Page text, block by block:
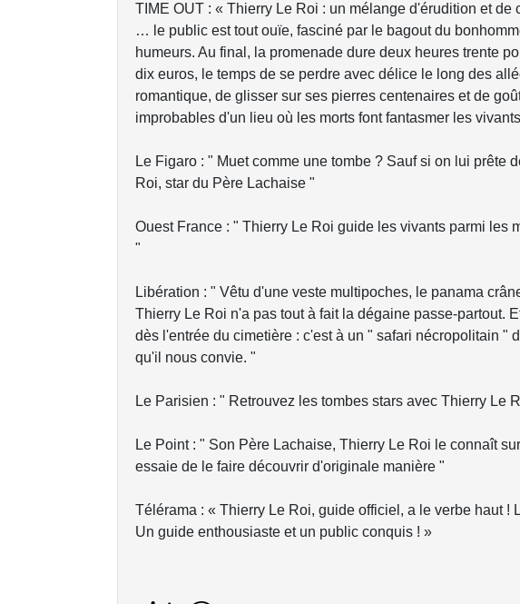
TIME OUT : « Thierry Le Roi : un mélange d'érudition et de
… le public est tout ouïe, fasciné par le bagout du
humeurs. Au final, la promenade dure deux heures trente
dix euros, le temps de se perdre avec délice le long des
romantique, de glisser sur ses pierres centenaires et de
improbables d'un lieu où les morts font fantasmer les
Le Figaro : " Muet comme une tombe ? Sauf si on lui prête
Roi, star du Père Lachaise "
Ouest France : " Thierry Le Roi guide les vivants parmi les
"
Libération : " Vêtu d'une veste multipoches, le panama
Thierry Le Roi n'a pas tout à fait la dégaine passe-partout.
dès l'entrée du cimetière : c'est à un " safari nécropolitain "
qu'il nous convie. "
Le Parisien : " Retrouvez les tombes stars avec Thierry Le
Le Point : " Son Père Lachaise, Thierry Le Roi le connaît
essaie de le faire découvrir d'originale manière "
Télérama : « Thierry Le Roi, guide officiel, a le verbe haut !
Un guide enthousiaste et un public conquis ! »